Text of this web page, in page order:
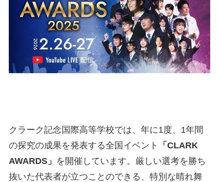
クラーク記念国際高等学校では、年に1度、1年間
の探究の成果を発表する全国イベント
「CLARK
AWARDS」 を開催しています。厳しい選考を勝ち
抜いた代表者が立つことのできる、特別な晴れ舞